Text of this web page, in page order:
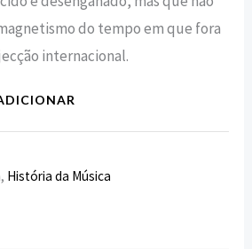
do tempo em que fora
internacional.
, História da Música